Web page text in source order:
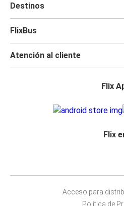
Destinos
FlixBus
Atención al cliente
Flix
Flix
Acceso para
Política de